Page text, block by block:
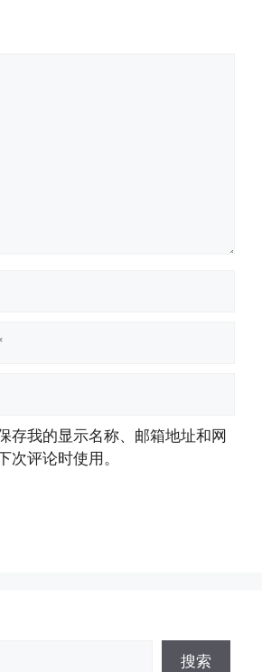
存我的显示名称、邮箱地址和网
次评论时使用。
搜索